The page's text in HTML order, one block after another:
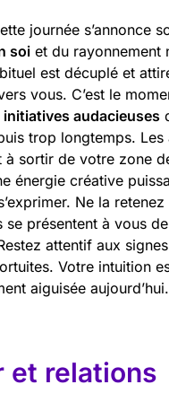
journée s’annonce
soi et du rayonnement
est décuplé et
vous. C’est le
initiatives audacieuses
trop longtemps. Les
à sortir de votre zone
énergie créative
Ne la
se présentent à vous
attentif aux
Votre intuition
aiguisée aujourd’hui.
et relations